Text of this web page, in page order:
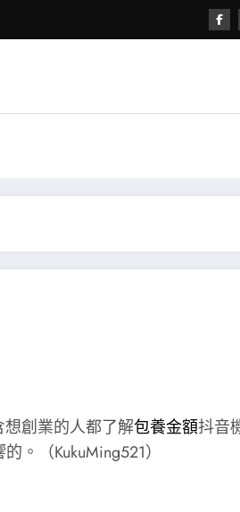
創業的人都了解包養金額抖音
（KukuMing521）